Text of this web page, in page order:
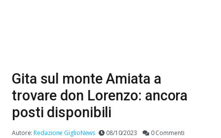
Gita sul monte Amiata a
trovare don Lorenzo: ancora
posti disponibili
Autore:Redazione GiglioNews 08/10/2023 0 Commenti